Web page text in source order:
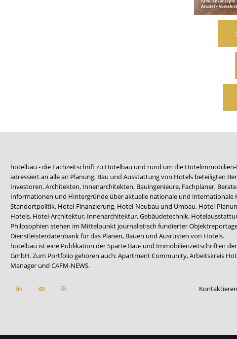
hotelbau - die Fachzeitschrift zu Hotelbau und rund um die
adressiert an alle an Planung, Bau und Ausstattung von Hotels beteiligten
Investoren, Architekten, Innenarchitekten, Bauingenieure, Fachplaner,
Informationen und Hintergründe über aktuelle nationale und
Standortpolitik, Hotel-Finanzierung, Hotel-Neubau und Umbau, Hotel-
Hotels, Hotel-Architektur, Innenarchitektur, Gebäudetechnik,
Philosophien stehen im Mittelpunkt journalistisch fundierter
Dienstleisterdatenbank für das Planen, Bauen und Ausrüsten von Hotels.
hotelbau ist eine Publikation der Sparte Bau- und Immobilienzeitschriften
GmbH. Zum Portfolio gehören auch:Apartment Community,Arbeitskreis
Manager und CAFM-NEWS.